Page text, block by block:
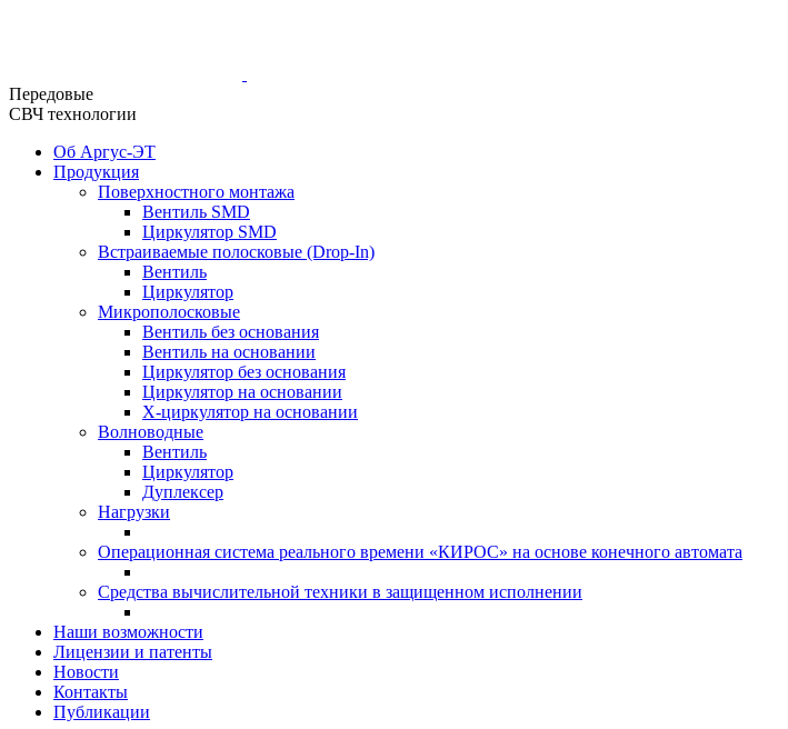
Передовые
СВЧ технологии
Об Аргус-ЭТ
Продукция
Поверхностного монтажа
Вентиль SMD
Циркулятор SMD
Встраиваемые полосковые (Drop-In)
Вентиль
Циркулятор
Микрополосковые
Вентиль без основания
Вентиль на основании
Циркулятор без основания
Циркулятор на основании
Х-циркулятор на основании
Волноводные
Вентиль
Циркулятор
Дуплексер
Нагрузки
Операционная система реального времени «КИРОС» на основе конечного автомата
Средства вычислительной техники в защищенном исполнении
Наши возможности
Лицензии и патенты
Новости
Контакты
Публикации